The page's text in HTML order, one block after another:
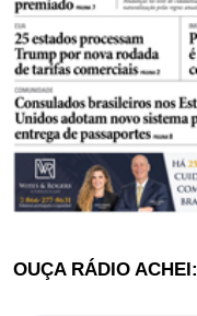
OUÇA RÁDIO ACHEI: